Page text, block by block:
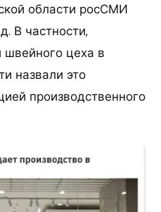
области росСМИ
В частности,
швейного цеха в
назвали это
производственного